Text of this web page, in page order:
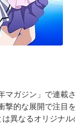
マガジン」で連載
撃的な展開で注目
異なるオリジナ